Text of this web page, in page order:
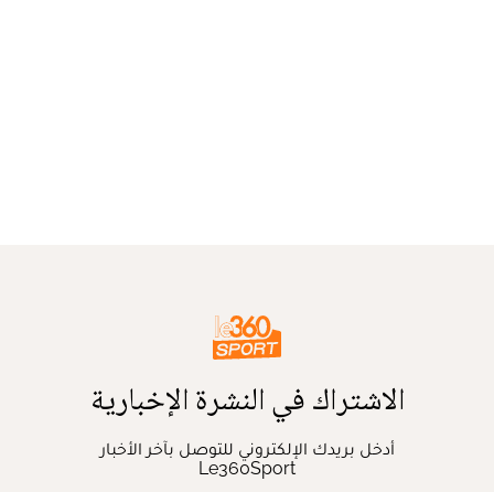
الاشتراك في النشرة الإخبارية
أدخل بريدك الإلكتروني للتوصل بآخر الأخبار
Le360Sport